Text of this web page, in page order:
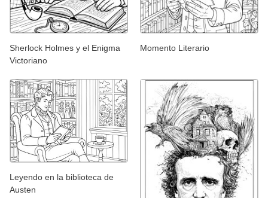
Sherlock Holmes y el Enigma
Victoriano
Momento Literario
Leyendo en la biblioteca de
Austen